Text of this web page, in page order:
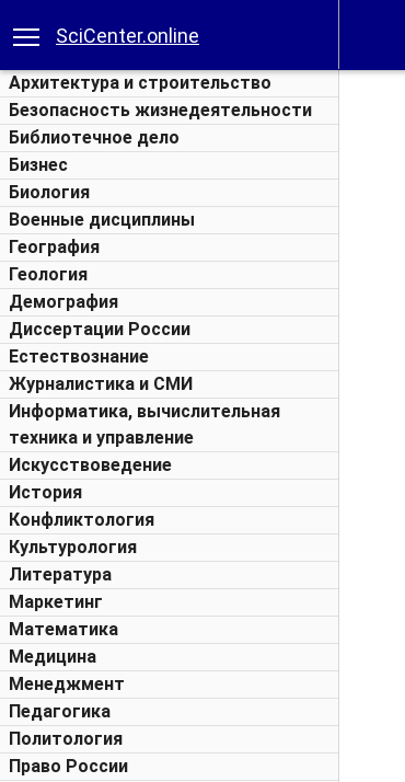
SciCenter.online
Архитектура и строительство
Безопасность жизнедеятельности
Библиотечное дело
Бизнес
Биология
Военные дисциплины
География
Геология
Демография
Диссертации России
Естествознание
Журналистика и СМИ
Информатика, вычислительная
техника и управление
Искусствоведение
История
Конфликтология
Культурология
Литература
Маркетинг
Математика
Медицина
Менеджмент
Педагогика
Политология
Право России